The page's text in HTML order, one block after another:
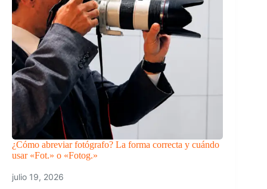
¿Cómo abreviar fotógrafo? La forma correcta y cuándo
usar «Fot.» o «Fotog.»
julio 19, 2026